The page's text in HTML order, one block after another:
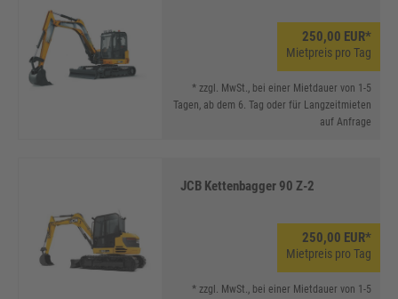
250,00 EUR*
Mietpreis pro Tag
* zzgl. MwSt., bei einer Mietdauer von 1-5
Tagen, ab dem 6. Tag oder für Langzeitmieten
auf Anfrage
JCB Kettenbagger 90 Z-2
250,00 EUR*
Mietpreis pro Tag
* zzgl. MwSt., bei einer Mietdauer von 1-5